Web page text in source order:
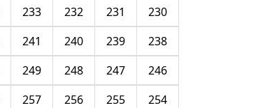
230
231
232
233
238
239
240
241
246
247
248
249
254
255
256
257